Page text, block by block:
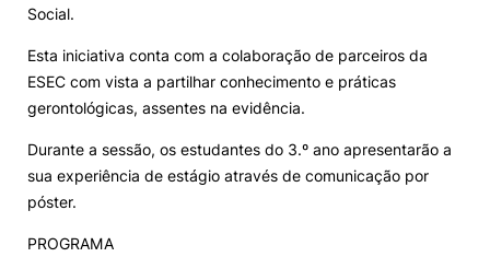
Knowledge Factory
Candidaturas
Elogio / Sugestão / Reclamação
Social.
Esta iniciativa conta com a colaboração de parceiros da
ESEC com vista a partilhar conhecimento e práticas
gerontológicas, assentes na evidência.
Durante a sessão, os estudantes do 3.º ano apresentarão a
sua experiência de estágio através de comunicação por
póster.
PROGRAMA